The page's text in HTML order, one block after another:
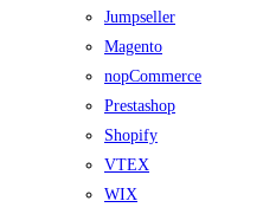
Jumpseller
Magento
nopCommerce
Prestashop
Shopify
VTEX
WIX